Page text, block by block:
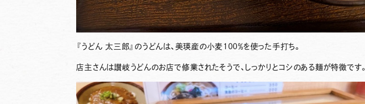
『うどん 太三郎』 のうどんは、美瑛産の小麦100％を使った手打ち。
店主さんは讃岐うどんのお店で修業されたそうで、しっかりとコシのある麺が特徴です。